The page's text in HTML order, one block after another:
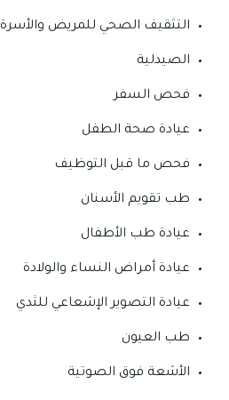
التثقيف الصحي للمريض والأسرة
الصيدلية
فحص السفر
عيادة صحة الطفل
فحص ما قبل التوظيف
طب تقويم الأسنان
عيادة طب الأطفال
عيادة أمراض النساء والولادة
عيادة التصوير الإشعاعي للثدي
طب العيون
الأشعة فوق الصوتية